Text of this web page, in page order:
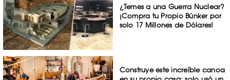
¿Temes a una Guerra Nuclear?
¡Compra tu Propio Búnker por
solo 17 Millones de Dólares!
Construye este increíble canoa